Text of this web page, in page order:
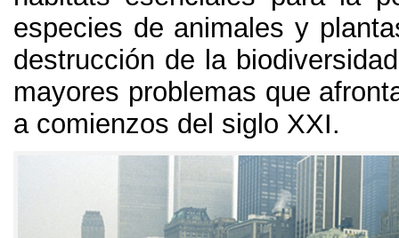
especies de animales y
destrucción de la
mayores problemas que
a comienzos del siglo XXI.